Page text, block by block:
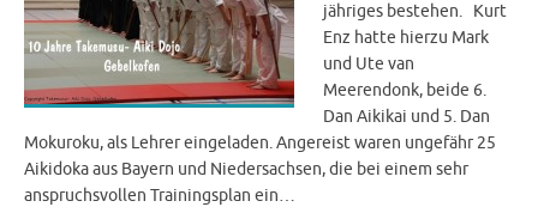
jähriges bestehen. Kurt
Enz hatte hierzu Mark
und Ute van
Meerendonk, beide 6.
Dan Aikikai und 5. Dan
Mokuroku, als Lehrer eingeladen. Angereist waren ungefähr 25
Aikidoka aus Bayern und Niedersachsen, die bei einem sehr
anspruchsvollen Trainingsplan ein…